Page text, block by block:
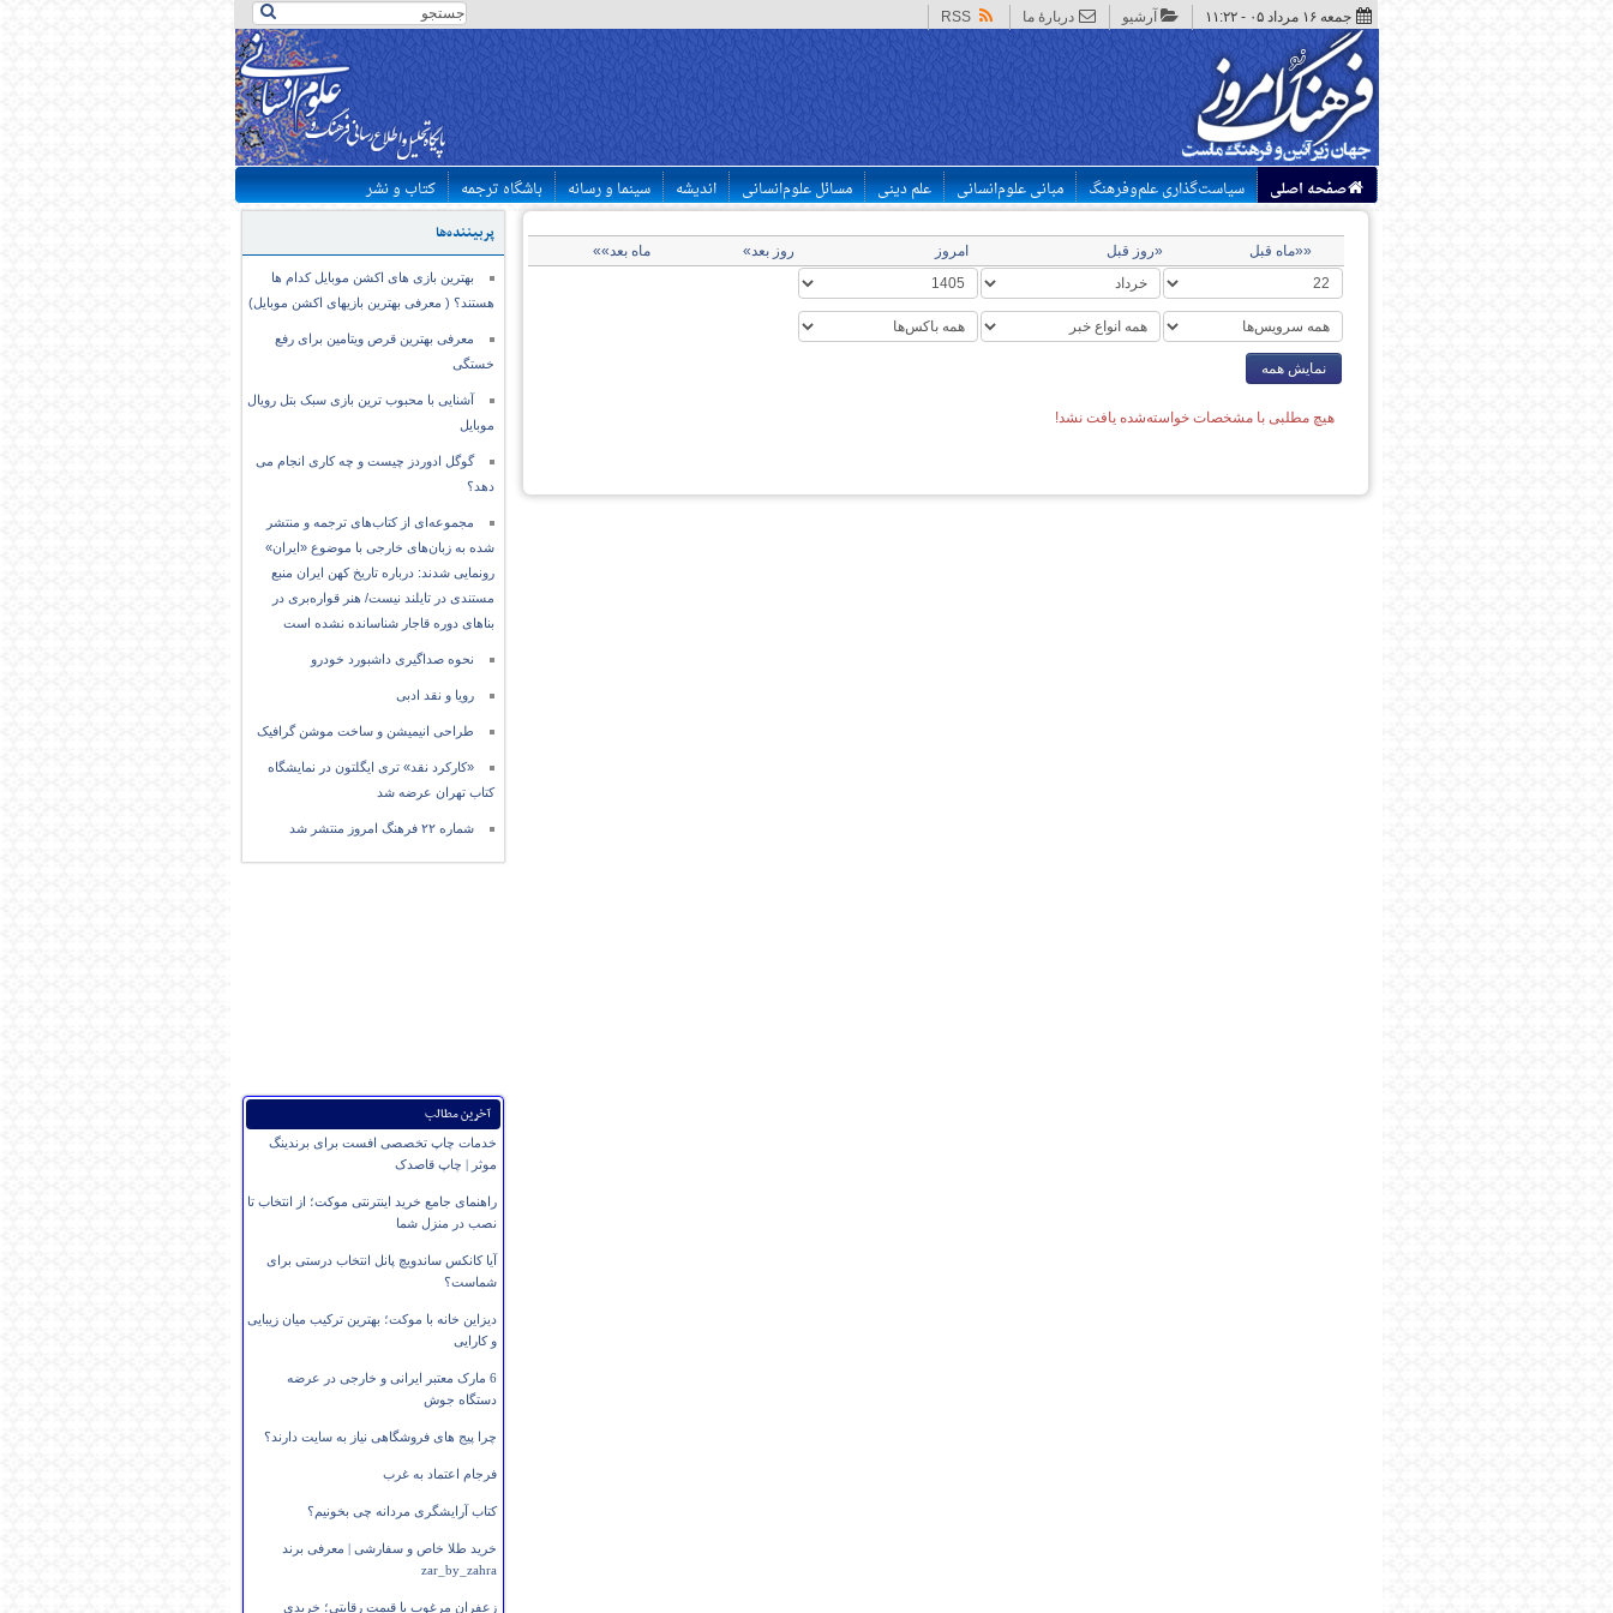
جمعه ۱۶ مرداد ۰۵ - ۱۱:۲۲ آرشیو دربارهٔ ما RSS
صفحه اصلی سیاست‌گذاری علم‌وفرهنگ مبانی علوم‌انسانی علم دینی مسائل علوم‌انسانی اندیشه سینما و رسانه باشگاه ترجمه کتاب و نشر
پربیننده‌ها
بهترین بازی های اکشن موبایل کدام ها
هستند؟ ( معرفی بهترین بازیهای اکشن موبایل)
معرفی بهترین قرص ویتامین برای رفع
خستگی
آشنایی با محبوب ترین بازی سبک بتل رویال
موبایل
گوگل ادوردز چیست و چه کاری انجام می
دهد؟
مجموعه‌ای از کتاب‌های ترجمه و منتشر
شده به زبان‌های خارجی با موضوع «ایران»
رونمایی شدند: درباره تاریخ کهن ایران منبع
مستندی در تایلند نیست/ هنر قواره‌بری در
بناهای دوره قاجار شناسانده نشده است
نحوه صداگیری داشبورد خودرو
رویا و نقد ادبی
طراحی انیمیشن و ساخت موشن گرافیک
«کارکرد نقد» تری ایگلتون در نمایشگاه
کتاب تهران عرضه شد
شماره ۲۲ فرهنگ امروز منتشر شد
آخرین مطالب
خدمات چاپ تخصصی افست برای برندینگ
موثر | چاپ قاصدک
راهنمای جامع خرید اینترنتی موکت؛ از انتخاب تا
نصب در منزل شما
آیا کانکس ساندویچ پانل انتخاب درستی برای
شماست؟
دیزاین خانه با موکت؛ بهترین ترکیب میان زیبایی
و کارایی
6 مارک معتبر ایرانی و خارجی در عرضه
دستگاه جوش
چرا پیج های فروشگاهی نیاز به سایت دارند؟
فرجام اعتماد به غرب
کتاب آرایشگری مردانه چی بخونیم؟
خرید طلا خاص و سفارشی | معرفی برند
zar_by_zahra
زعفران مرغوب با قیمت رقابتی؛ خریدی
««ماه قبل «روز قبل امروز روز بعد» ماه بعد»»
نمایش همه
هیچ مطلبی با مشخصات خواسته‌شده یافت نشد!